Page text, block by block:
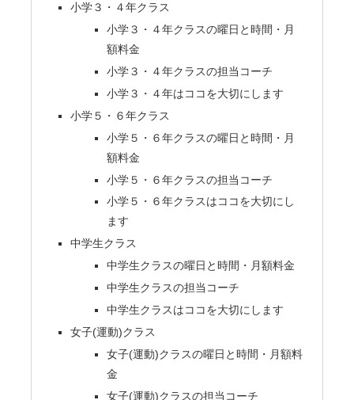
小学３・４年クラス
小学３・４年クラスの曜日と時間・月
額料金
小学３・４年クラスの担当コーチ
小学３・４年はココを大切にします
小学５・６年クラス
小学５・６年クラスの曜日と時間・月
額料金
小学５・６年クラスの担当コーチ
小学５・６年クラスはココを大切にし
ます
中学生クラス
中学生クラスの曜日と時間・月額料金
中学生クラスの担当コーチ
中学生クラスはココを大切にします
女子(運動)クラス
女子(運動)クラスの曜日と時間・月額料
金
女子(運動)クラスの担当コーチ